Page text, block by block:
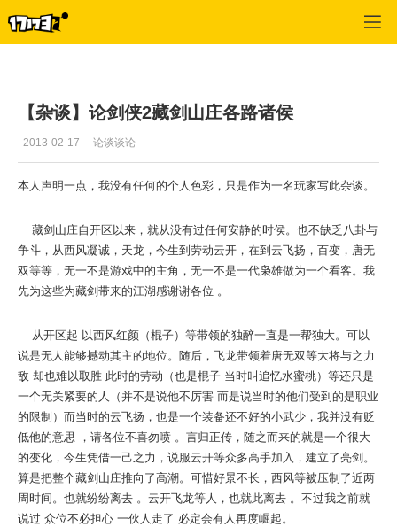
【杂谈】论剑侠2藏剑山庄各路诸侯
2013-02-17 论谈谈论
本人声明一点，我没有任何的个人色彩，只是作为一名玩家写此杂谈。
藏剑山庄自开区以来，就从没有过任何安静的时侯。也不缺乏八卦与
争斗，从西风凝诚，天龙，今生到劳动云开，在到云飞扬，百变，唐无
双等等，无一不是游戏中的主角，无一不是一代枭雄做为一个看客。我
先为这些为藏剑带来的江湖感谢谢各位 。
从开区起 以西风红颜（棍子）等带领的独醉一直是一帮独大。可以
说是无人能够撼动其主的地位。随后，飞龙带领着唐无双等大将与之力
敌 却也难以取胜 此时的劳动（也是棍子 当时叫追忆水蜜桃）等还只是
一个无关紧要的人（并不是说他不厉害 而是说当时的他们受到的是职业
的限制）而当时的云飞扬，也是一个装备还不好的小武少，我并没有贬
低他的意思 ，请各位不喜勿喷 。言归正传，随之而来的就是一个很大
的变化，今生凭借一己之力，说服云开等众多高手加入，建立了亮剑。
算是把整个藏剑山庄推向了高潮。可惜好景不长，西风等被压制了近两
周时间。也就纷纷离去 。云开飞龙等人，也就此离去 。不过我之前就
说过 众位不必担心 一伙人走了 必定会有人再度崛起。